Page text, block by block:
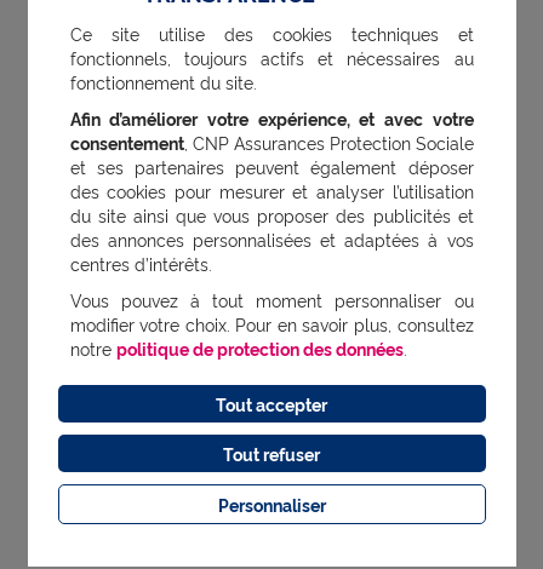
régulant la sécrétion de certaines hormones.
Quelques pilules font partie de l'arsenal
pour limiter l'acné.
Eviter les cicatrices d'acné
Le conseil de la dermatologue est sans
appel :« Il ne faut jamais triturer les
boutons ! ». Pour les faire disparaître plus
rapidement, l'adolescent pourra utiliser des
« stop boutons », sous forme de stylos ou
de pinceaux, qui assèchent les boutons et
les font disparaître plus vite. Attention aussi
Ce site utilise des cookies techniques et
fonctionnels, toujours actifs et nécessaires au
fonctionnement du site.
Afin d’améliorer votre expérience, et avec votre
consentement, CNP Assurances Protection Sociale
et ses partenaires peuvent également déposer
des cookies pour mesurer et analyser l’utilisation
du site ainsi que vous proposer des publicités et
des annonces personnalisées et adaptées à vos
centres d’intérêts.
Vous pouvez à tout moment personnaliser ou
modifier votre choix. Pour en savoir plus, consultez
notre politique de protection des données.
Personnaliser
Tout refuser
Tout accepter